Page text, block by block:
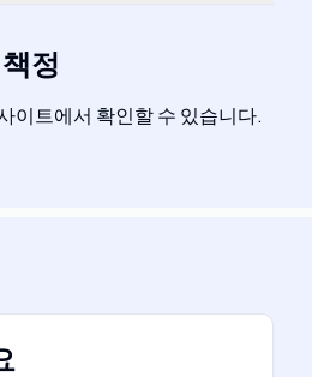
정
이트에서 확인할 수 있습니다.